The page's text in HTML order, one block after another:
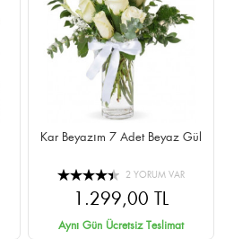
Kar Beyazım 7 Adet Beyaz Gül
2 YORUM VAR
1.299,00 TL
Aynı Gün Ücretsiz Teslimat